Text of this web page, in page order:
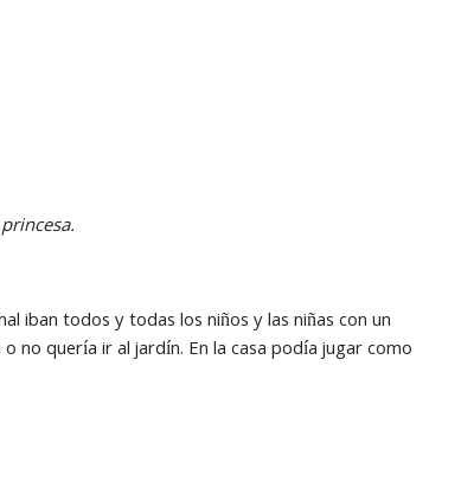
iban todos y todas los niños y las niñas con un
no quería ir al jardín. En la casa podía jugar como